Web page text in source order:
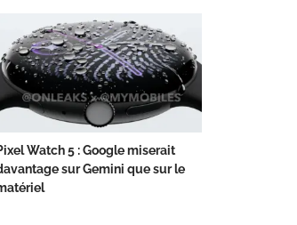
Watch 5 : Google miserait
sur Gemini que sur le